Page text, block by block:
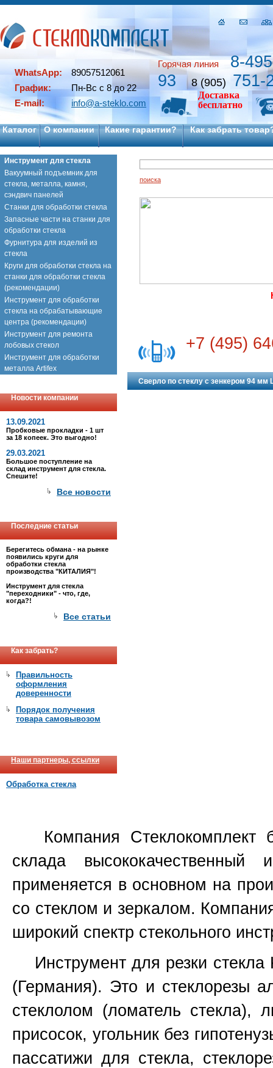
WhatsApp:
89057512061
График:
Пн-Вс с 8 до 22
E-mail:
info@a-steklo.com
Горячая линия
8-
93
8 (905) 751-
Доставка
бесплатно
Каталог О компании Какие гарантии? Как забрать
Инструмент для стекла
Вакуумный подъемник для
стекла, металла, камня,
сэндвич панелей
Станки для обработки стекла
Запасные части на станки для
обработки стекла
Фурнитура для изделий из
стекла
Круги для обработки стекла на
станки для обработки стекла
(рекомендации)
Инструмент для обработки
стекла на обрабатывающие
центра (рекомендации)
Инструмент для ремонта
лобовых стекол
Инструмент для обработки
металла Artifex
Новости компании
13.09.2021
Пробковые прокладки - 1 шт
за 18 копеек. Это выгодно!
29.03.2021
Большое поступление на
склад инструмент для стекла.
Спешите!
Все новости
Последние статьи
Берегитесь обмана - на рынке
появились круги для
обработки стекла
производства "КИТАЛИЯ"!
Инструмент для стекла
"переходники" - что, где,
когда?!
Все статьи
Как забрать?
Правильность
оформления
доверенности
Порядок получения
товара самовывозом
Наши партнеры, ссылки
Обработка стекла
поиска
+7 (495)
Сверло по стеклу с зенкером 94 мм
Компания Стеклокомплект
склада высококачественный
применяется в основном на
со стеклом и зеркалом.
широкий спектр стекольного
Инструмент для резки стекла
(Германия). Это и стеклорезы
стеклолом (ломатель стекла),
присосок, угольник без
пассатижи для стекла,